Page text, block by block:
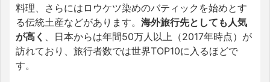
料理、さらにはロウケツ染めのバティックを始めとす
る伝統土産などがあります。 海外旅行先としても人気
が高く
、日本からは年間50万人以上（2017年時点）が
訪れており、旅行者数では世界TOP10に入るほどで
す。